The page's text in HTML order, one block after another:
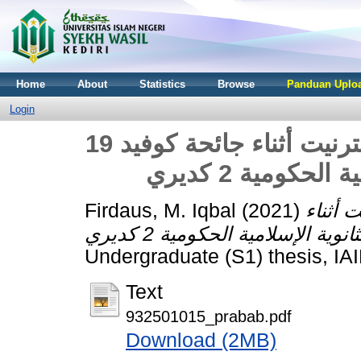
Home About Statistics Browse Panduan
Login
مشاكل تعلم اللغة العربية على الإنترنيت أثناء جائحة كوفيد 19
2 كديري
Firdaus, M. Iqbal (2021) أثناء
Undergraduate (S1) thesis,
Text
932501015_prabab.pdf
Download (2MB)